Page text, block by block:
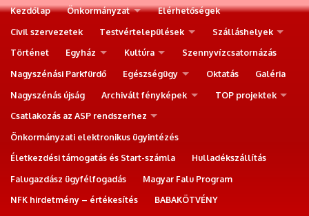
Kezdőlap Önkormányzat
Elérhetőségek
Civil szervezetek
Testvértelepülések
Szálláshelyek
Történet
Egyház Kultúra
Szennyvízcsatornázás
Nagyszénási Parkfürdő
Egészségügy Oktatás
Galéria
Nagyszénás újság
Archivált fényképek
TOP projektek
Csatlakozás az ASP rendszerhez
Önkormányzati elektronikus ügyintézés
Életkezdési támogatás és Start-számla
Hulladékszállítás
Falugazdász ügyfélfogadás
Magyar Falu Program
NFK hirdetmény – értékesítés
BABAKÖTVÉNY